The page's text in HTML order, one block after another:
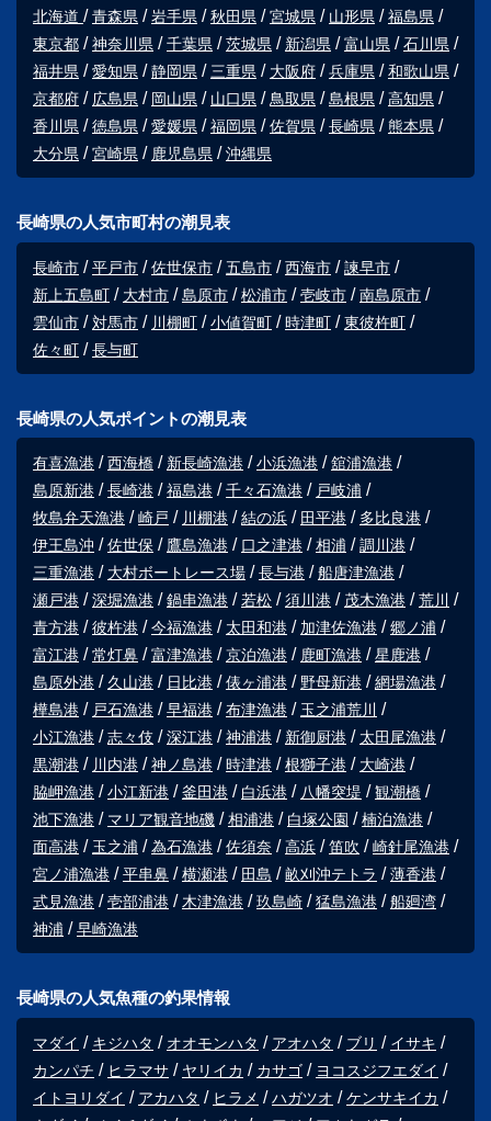
北海道 青森県 岩手県 秋田県 宮城県 山形県
福島県
東京都
神奈川県 千葉県 茨城県 新潟県 富山県
石川県
福井県
愛知県 静岡県 三重県 大阪府 兵庫県
和歌山県
京都府
広島県 岡山県 山口県 鳥取県 島根県
高知県
香川県
徳島県 愛媛県 福岡県 佐賀県 長崎県
熊本県
大分県
宮崎県 鹿児島県 沖縄県
長崎県の人気市町村の潮見表
長崎市 平戸市 佐世保市 五島市 西海市
諫早市
新上五島町
大村市 島原市 松浦市 壱岐市
南島原市
雲仙市
対馬市 川棚町 小値賀町 時津町
東彼杵町
佐々町
長与町
長崎県の人気ポイントの潮見表
有喜漁港 西海橋 新長崎漁港 小浜漁港
舘浦漁港
島原新港
長崎港 福島港 千々石漁港
戸岐浦
牧島弁天漁港
崎戸 川棚港 結の浜 田平港
多比良港
伊王島沖
佐世保 鷹島漁港 口之津港 相浦
調川港
三重漁港
大村ボートレース場 長与港
船唐津漁港
瀬戸港
深堀漁港 鍋串漁港 若松 須川港 茂木漁港
荒川
青方港
彼杵港 今福漁港 太田和港 加津佐漁港
郷ノ浦
富江港
常灯鼻 富津漁港 京泊漁港 鹿町漁港
星鹿港
島原外港
久山港 日比港 俵ヶ浦港 野母新港
網場漁港
樺島港
戸石漁港 早福港 布津漁港
玉之浦荒川
小江漁港
志々伎 深江港 神浦港 新御厨港
太田尾漁港
黒潮港
川内港 神ノ島港 時津港 根獅子港
大崎港
脇岬漁港
小江新港 釜田港 白浜港 八幡突堤
観潮橋
池下漁港
マリア観音地磯 相浦港 白塚公園
楠泊漁港
面高港
玉之浦 為石漁港 佐須奈 高浜 笛吹
崎針尾漁港
宮ノ浦漁港
平串鼻 横瀬港 田島 畝刈沖テトラ
薄香港
式見漁港
壱部浦港 木津漁港 玖島崎 猛島漁港
船廻湾
神浦
早崎漁港
長崎県の人気魚種の釣果情報
マダイ キジハタ オオモンハタ アオハタ ブリ
イサキ
カンパチ
ヒラマサ ヤリイカ カサゴ
ヨコスジフエダイ
イトヨリダイ
アカハタ ヒラメ ハガツオ
ケンサキイカ